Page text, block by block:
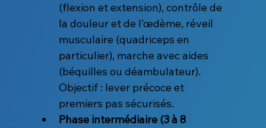
(flexion et extension), contrôle de
la douleur et de l’œdème, réveil
musculaire (quadriceps en
particulier), marche avec aides
(béquilles ou déambulateur).
Objectif : lever précoce et
premiers pas sécurisés.
Phase intermédiaire (3 à 8